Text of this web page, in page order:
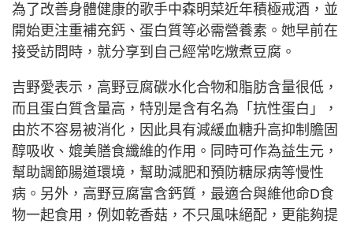
為了改善身體健康的歌手中森明菜近年積極戒酒，並
開始更注重補充鈣、蛋白質等必需營養素。她早前在
接受訪問時，就分享到自己經常吃燉煮豆腐。
吉野愛表示，高野豆腐碳水化合物和脂肪含量很低，
而且蛋白質含量高，特別是含有名為「抗性蛋白」，
由於不容易被消化，因此具有減緩血糖升高抑制膽固
醇吸收、媲美膳食纖維的作用。同時可作為益生元，
幫助調節腸道環境，幫助減肥和預防糖尿病等慢性
病。另外，高野豆腐富含鈣質，最適合與維他命D食
物一起食用，例如乾香菇，不只風味絕配，更能夠提